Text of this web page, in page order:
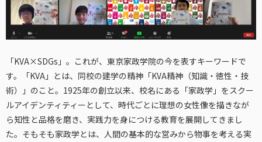
「KVA×SDGs」。これが、東京家政学院の今を表すキーワードで
す。「KVA」とは、同校の建学の精神「KVA精神（知識・徳性・技
術）」のこと。1925年の創立以来、校名にある「家政学」をスクー
ルアイデンティティーとして、時代ごとに理想の女性像を描きなが
ら知性と品格を磨き、実践力を身につける教育を展開してきまし
た。そもそも家政学とは、人間の基本的な営みから物事を考える実